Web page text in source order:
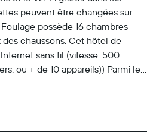
peuvent être changées sur
possède 16 chambres
chaussons. Cet hôtel de
sans fil (vitesse: 500
ou + de 10 appareils)) Parmi les
des appels locaux gratuits
De plus, les chambres